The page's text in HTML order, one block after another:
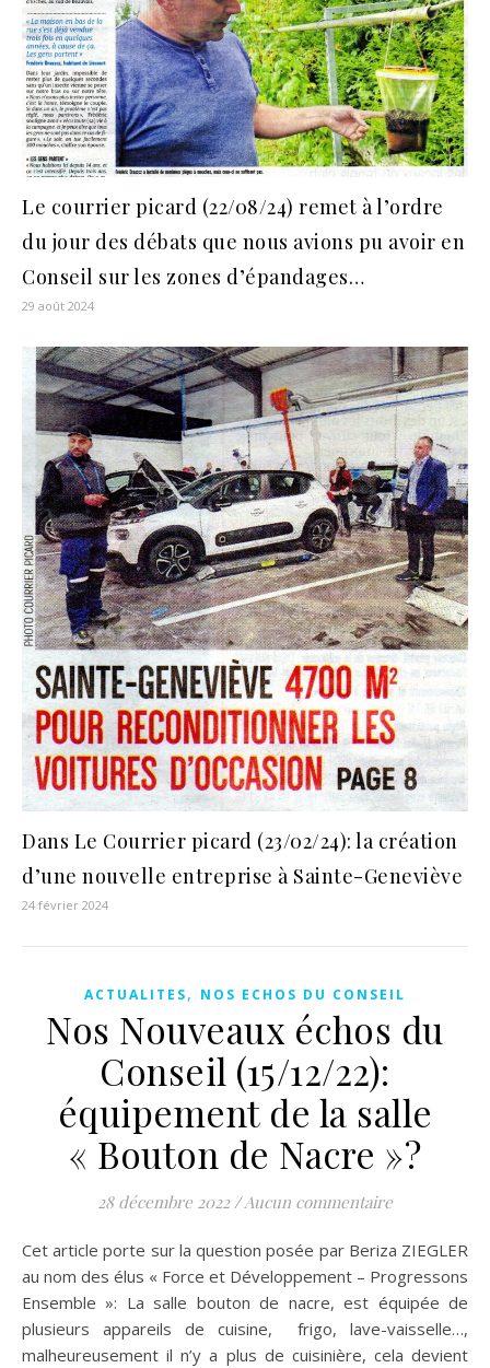
Le courrier picard (22/08/24) remet à l’ordre
du jour des débats que nous avions pu avoir en
Conseil sur les zones d’épandages…
29 août 2024
Dans Le Courrier picard (23/02/24): la création
d’une nouvelle entreprise à Sainte-Geneviève
24 février 2024
ACTUALITES, NOS ECHOS DU CONSEIL
Nos Nouveaux échos du
Conseil (15/12/22):
équipement de la salle
« Bouton de Nacre »?
28 décembre 2022 / Aucun commentaire
Cet article porte sur la question posée par Beriza ZIEGLER
au nom des élus « Force et Développement – Progressons
Ensemble »: La salle bouton de nacre, est équipée de
plusieurs appareils de cuisine, frigo, lave-vaisselle…,
malheureusement il n’y a plus de cuisinière, cela devient